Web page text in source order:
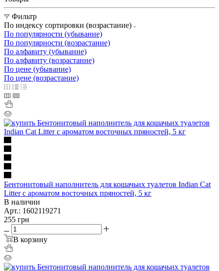
Фильтр
По индексу сортировки (возрастание)
По популярности (убывание)
По популярности (возрастание)
По алфавиту (убывание)
По алфавиту (возрастание)
По цене (убывание)
По цене (возрастание)
Бентонитовый наполнитель для кошачьих туалетов Indian Cat
Litter с ароматом восточных пряностей, 5 кг
В наличии
Арт.: 1602119271
255 грн
В корзину